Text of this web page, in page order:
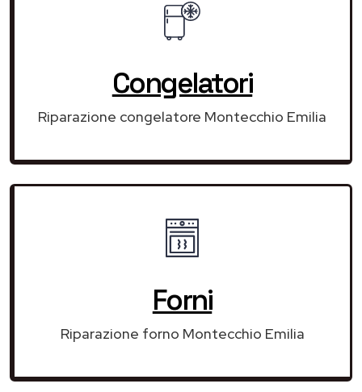
Congelatori
Riparazione congelatore Montecchio Emilia
Forni
Riparazione forno Montecchio Emilia